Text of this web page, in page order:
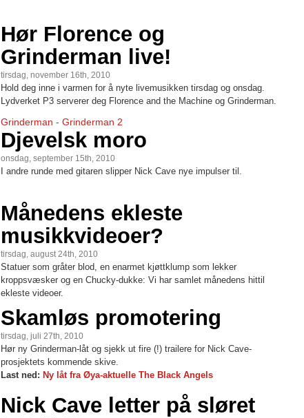
Hør Florence og
Grinderman live!
tirsdag, november 16th, 2010
Hold deg inne i varmen for å nyte livemusikken tirsdag og onsdag.
Lydverket P3 serverer deg Florence and the Machine og Grinderman.
Grinderman - Grinderman 2
Djevelsk moro
onsdag, september 15th, 2010
I andre runde med gitaren slipper Nick Cave nye impulser til.
Månedens ekleste
musikkvideoer?
tirsdag, august 24th, 2010
Statuer som gråter blod, en enarmet kjøttklump som lekker
kroppsvæsker og en Chucky-dukke: Vi har samlet månedens hittil
ekleste videoer.
Skamløs promotering
tirsdag, juli 27th, 2010
Hør ny Grinderman-låt og sjekk ut fire (!) trailere for Nick Cave-
prosjektets kommende skive.
Last ned: Ny låt fra Øya-aktuelle The Black Angels
Nick Cave letter på sløret